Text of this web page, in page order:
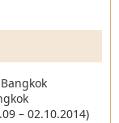
– 02.10.2014)